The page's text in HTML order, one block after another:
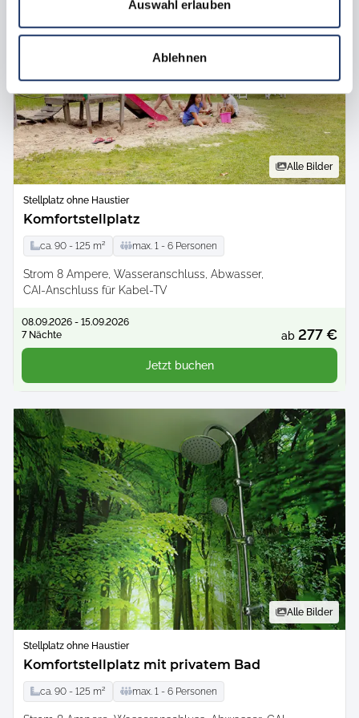
Auswahl erlauben
Ablehnen
Alle Bilder
Stellplatz ohne Haustier
Komfortstellplatz
ca. 90 - 125 m² max. 1 - 6 Personen
Strom 8 Ampere Wasseranschluss Abwasser
CAI-Anschluss für Kabel-TV
08.09.2026 - 15.09.2026
7 Nächte
ab 277 €
Jetzt buchen
Alle Bilder
Stellplatz ohne Haustier
Komfortstellplatz mit privatem Bad
ca. 90 - 125 m² max. 1 - 6 Personen